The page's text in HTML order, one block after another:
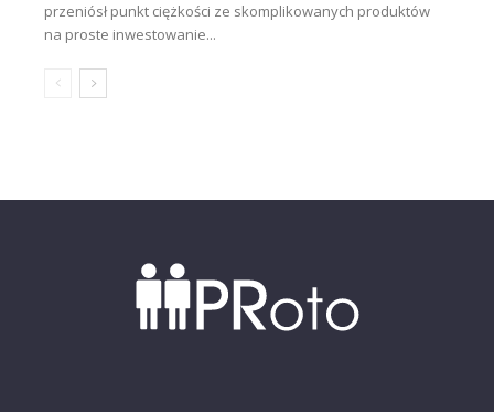
przeniósł punkt ciężkości ze skomplikowanych produktów
na proste inwestowanie...